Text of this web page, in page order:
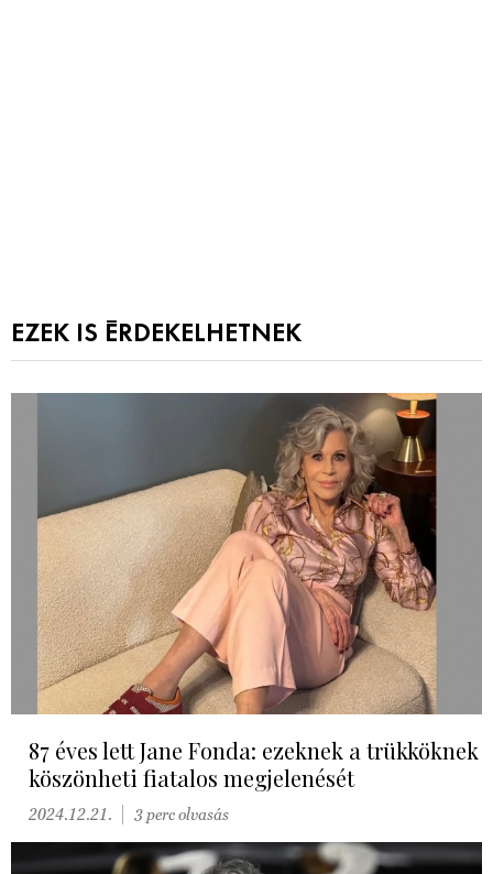
EZEK IS ÉRDEKELHETNEK
87 éves lett Jane Fonda: ezeknek a trükköknek
köszönheti fiatalos megjelenését
2024.12.21. 3 perc olvasás